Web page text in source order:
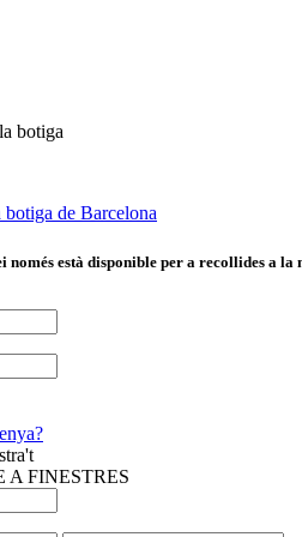
botiga
de Barcelona
només està disponible per a recollides a
A FINESTRES